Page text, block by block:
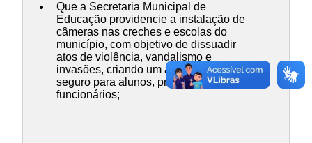
Que a Secretaria Municipal de
Educação providencie a instalação de
câmeras nas creches e escolas do
município, com objetivo de dissuadir
atos de violência, vandalismo e
invasões, criando um ambiente mais
seguro para alunos, professores e
funcionários;